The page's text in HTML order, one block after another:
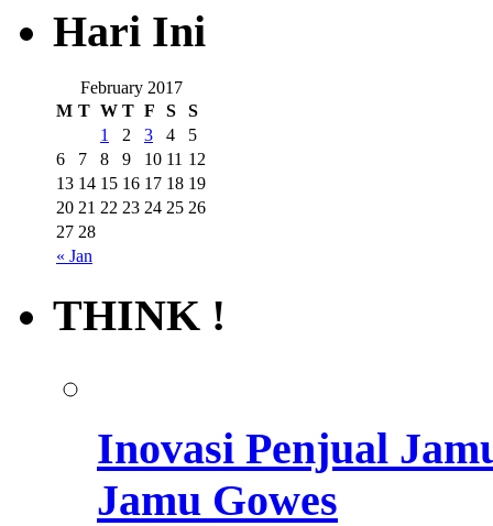
Hari Ini
February 2017
M T W T F S S
« Jan
1 2 3 4
5
6
7 8 9 10 11 12
13 14 15 16 17 18 19
20 21 22 23 24 25 26
27 28
THINK !
Inovasi Penjual
Jamu Gowes